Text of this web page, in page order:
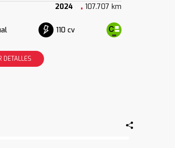
2024 107.707 km
110 cv
DETALLES